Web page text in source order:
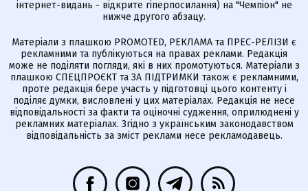
інтернет-видань - відкрите гіперпосилання) на "Чемпіон" не
нижче другого абзацу.
Матеріали з плашкою PROMOTED, РЕКЛАМА та ПРЕС-РЕЛІЗИ є
рекламними та публікуються на правах реклами. Редакція
може не поділяти погляди, які в них промотуються. Матеріали з
плашкою СПЕЦПРОЄКТ та ЗА ПІДТРИМКИ також є рекламними,
проте редакція бере участь у підготовці цього контенту і
поділяє думки, висловлені у цих матеріалах. Редакція не несе
відповідальності за факти та оціночні судження, оприлюднені у
рекламних матеріалах. Згідно з українським законодавством
відповідальність за зміст реклами несе рекламодавець.